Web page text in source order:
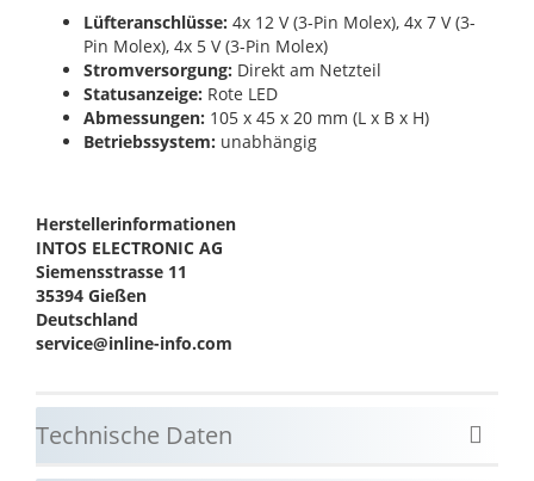
Lüfteranschlüsse: 4x 12 V (3-Pin Molex), 4x 7 V (3-
Pin Molex), 4x 5 V (3-Pin Molex)
Stromversorgung: Direkt am Netzteil
Statusanzeige: Rote LED
Abmessungen: 105 x 45 x 20 mm (L x B x H)
Betriebssystem: unabhängig
Herstellerinformationen
INTOS ELECTRONIC AG
Siemensstrasse 11
35394 Gießen
Deutschland
service@inline-info.com
Technische Daten